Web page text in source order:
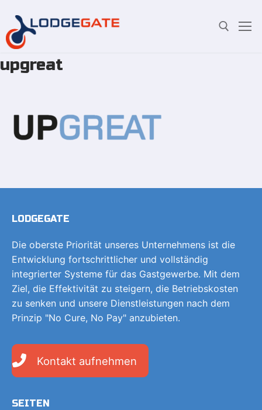
Zum
Inhalt
upgreat
LODGEGATE
Die oberste Priorität unseres Unternehmens ist die
Entwicklung fortschrittlicher und vollständig
integrierter Systeme für das Gastgewerbe. Mit dem
Ziel, die Effektivität zu steigern, die Betriebskosten
zu senken und unsere Dienstleistungen nach dem
Prinzip "No Cure, No Pay" anzubieten.
Kontakt aufnehmen
SEITEN